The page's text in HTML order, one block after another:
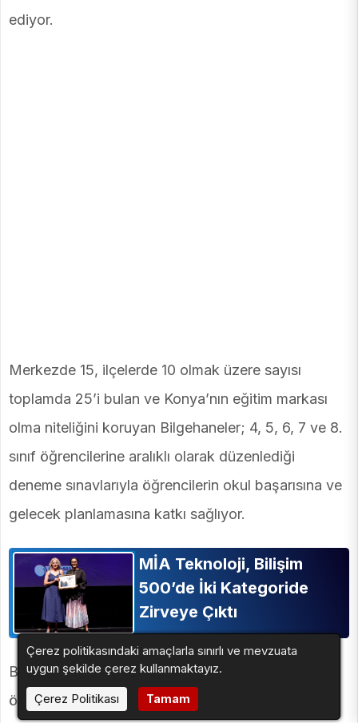
ediyor.
Merkezde 15, ilçelerde 10 olmak üzere sayısı
toplamda 25’i bulan ve Konya’nın eğitim markası
olma niteliğini koruyan Bilgehaneler; 4, 5, 6, 7 ve 8.
sınıf öğrencilerine aralıklı olarak düzenlediği
deneme sınavlarıyla öğrencilerin okul başarısına ve
gelecek planlamasına katkı sağlıyor.
MİA Teknoloji, Bilişim
500’de İki Kategoride
Zirveye Çıktı
Bilgehanelerde hâlihazırda eğitim alan 13.500
öğrenci, dönem başından bu yana düzenlenen
Çerez politikasındaki amaçlarla sınırlı ve mevzuata
uygun şekilde çerez kullanmaktayız.
Çerez Politikası
Tamam